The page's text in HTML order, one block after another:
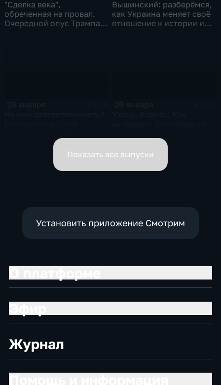
"Сделка века",
обреченная на провал.
Очередной опус Трампа.
Вышинский: разберёмся,
как Украина меняет своё
отношение к истории и
вице-премьеров
Показать все выпуски
Установить приложение Смотрим
Журнал